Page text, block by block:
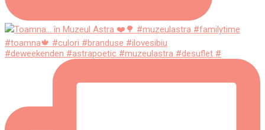
#deweekenden #astrapoetic #muzeulastra #desuflet #